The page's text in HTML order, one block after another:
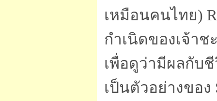
เหมือนคนไทย)
กำเนิดของเจ้า
เพื่อดูว่ามีผลกับ
เป็นตัวอย่างของ